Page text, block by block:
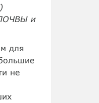
ПОЧВЫ и
для
не